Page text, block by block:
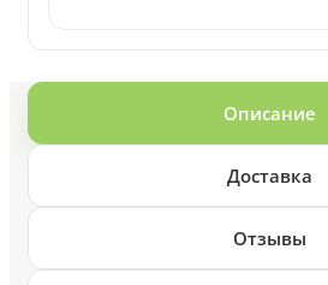
Описание
Доставка
Отзывы